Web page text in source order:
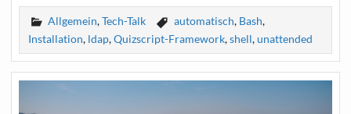
Allgemein,Tech-Talk automatisch, Bash,
Installation, ldap,Quizscript-Framework,shell,unattended